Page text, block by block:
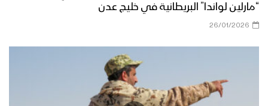
“مارلين لواندا” البريطانية في خليج عدن
26/01/2026